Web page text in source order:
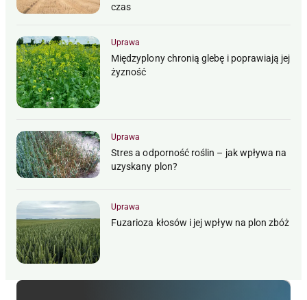
czas
Uprawa
Międzyplony chronią glebę i poprawiają jej
żyzność
Uprawa
Stres a odporność roślin – jak wpływa na
uzyskany plon?
Uprawa
Fuzarioza kłosów i jej wpływ na plon zbóż